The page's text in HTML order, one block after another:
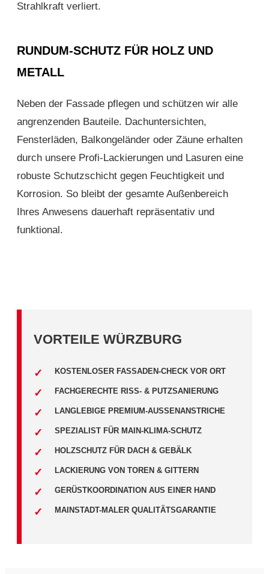
Strahlkraft verliert.
RUNDUM-SCHUTZ FÜR HOLZ UND
METALL
Neben der Fassade pflegen und schützen wir alle
angrenzenden Bauteile. Dachuntersichten,
Fensterläden, Balkongeländer oder Zäune erhalten
durch unsere Profi-Lackierungen und Lasuren eine
robuste Schutzschicht gegen Feuchtigkeit und
Korrosion. So bleibt der gesamte Außenbereich
Ihres Anwesens dauerhaft repräsentativ und
funktional.
VORTEILE WÜRZBURG
KOSTENLOSER FASSADEN-CHECK VOR ORT
FACHGERECHTE RISS- & PUTZSANIERUNG
LANGLEBIGE PREMIUM-AUSSENANSTRICHE
SPEZIALIST FÜR MAIN-KLIMA-SCHUTZ
HOLZSCHUTZ FÜR DACH & GEBÄLK
LACKIERUNG VON TOREN & GITTERN
GERÜSTKOORDINATION AUS EINER HAND
MAINSTADT-MALER QUALITÄTSGARANTIE